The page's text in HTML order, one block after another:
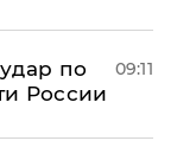
по
России
09:11